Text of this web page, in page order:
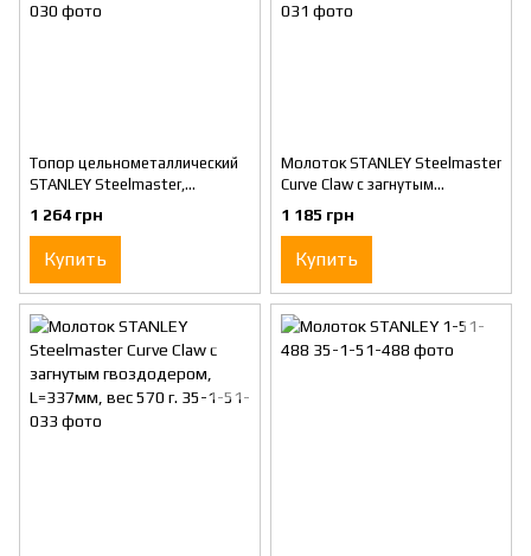
Топор цельнометаллический
STANLEY Steelmaster,
L=350мм, вес 600г.
1 264 грн
Купить
Молоток STANLEY Steelmaster
Curve Claw с загнутым
гвоздодером, L=337мм, вес
1 185 грн
Купить